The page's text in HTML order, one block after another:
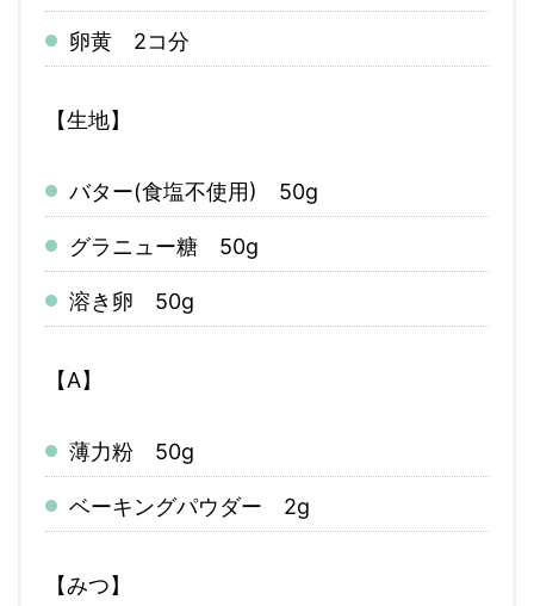
卵黄 2コ分
【生地】
バター(食塩不使用) 50g
グラニュー糖 50g
溶き卵 50g
【A】
薄力粉 50g
ベーキングパウダー 2g
【みつ】